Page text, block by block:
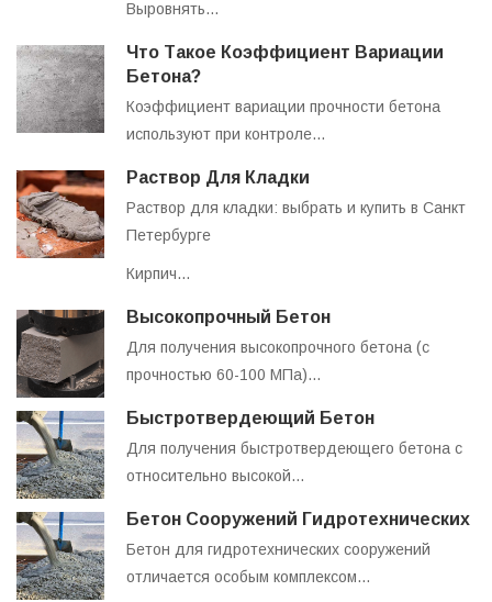
Выровнять…
Что Такое Коэффициент Вариации
Бетона?
Коэффициент вариации прочности бетона
используют при контроле…
Раствор Для Кладки
Раствор для кладки: выбрать и купить в Санкт
Петербурге
Кирпич…
Высокопрочный Бетон
Для получения высокопрочного бетона (с
прочностью 60-100 МПа)…
Быстротвердеющий Бетон
Для получения быстротвердеющего бетона с
относительно высокой…
Бетон Сооружений Гидротехнических
Бетон для гидротехнических сооружений
отличается особым комплексом…